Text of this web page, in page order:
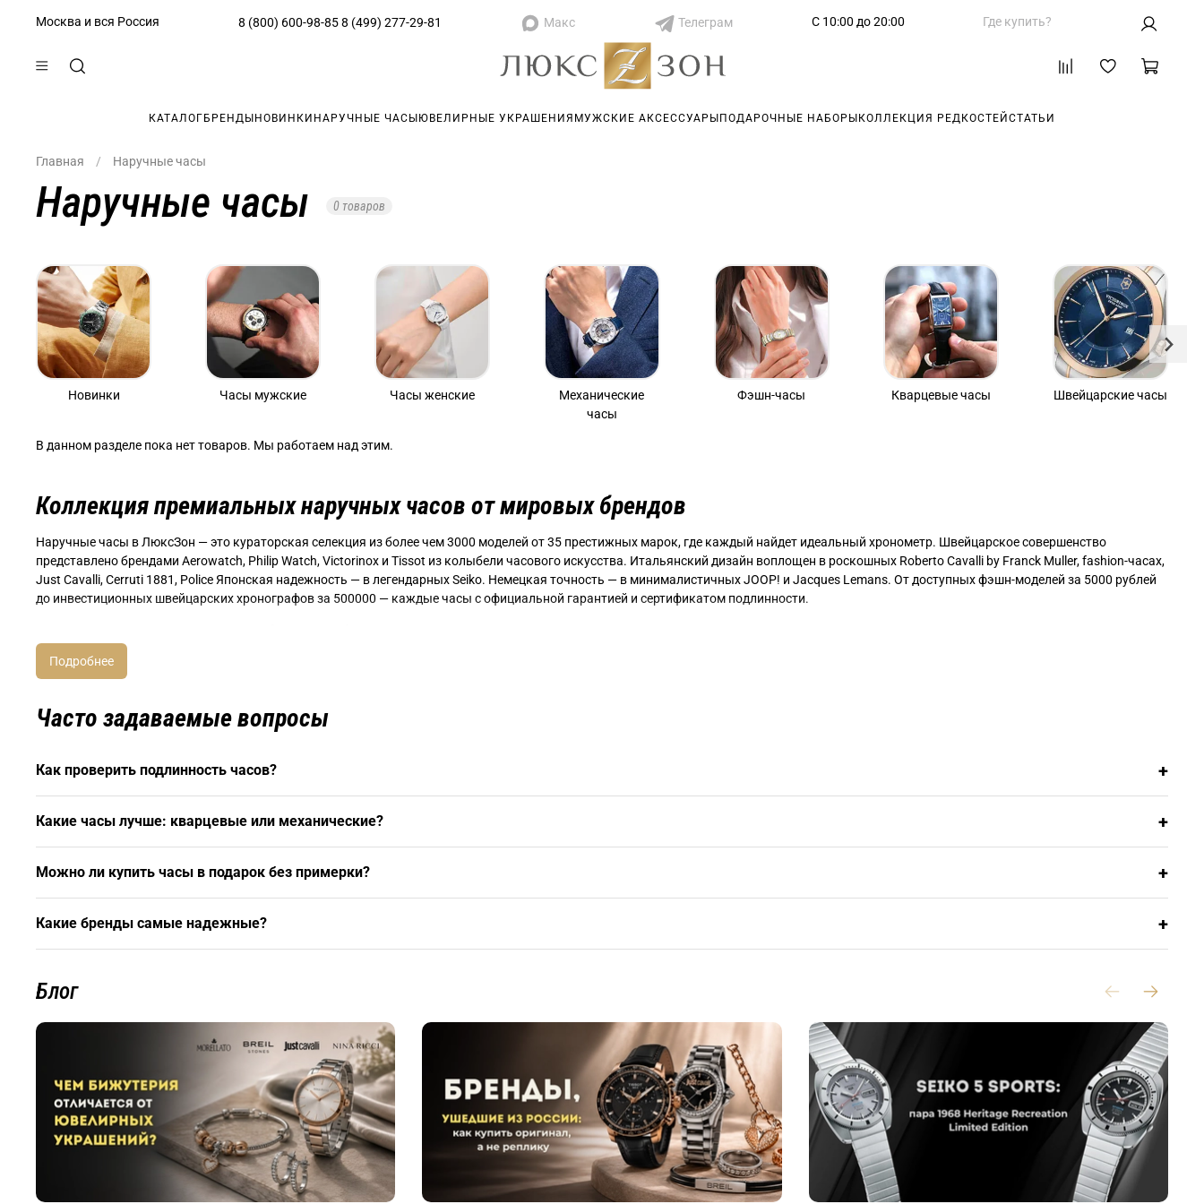
Москва и вся Россия 8 (800) 600-98-85 8 (499) 277-29-81 Макс Телеграм С 10:00 до 20:00 Где купить?
КАТАЛОГ БРЕНДЫ НОВИНКИ НАРУЧНЫЕ ЧАСЫ ЮВЕЛИРНЫЕ УКРАШЕНИЯ МУЖСКИЕ АКСЕССУАРЫ ПОДАРОЧНЫЕ НАБОРЫ КОЛЛЕКЦИЯ РЕДКОСТЕЙ СТАТЬИ
Главная Наручные часы
Наручные часы 0 товаров
Новинки Часы мужские Часы женские
Механические
часы
Фэшн-часы Кварцевые часы Швейцарские часы
В данном разделе пока нет товаров. Мы работаем над этим.
Коллекция премиальных наручных часов от мировых брендов
Наручные часы в ЛюксЗон — это кураторская селекция из более чем 3000 моделей от 35 престижных марок, где каждый найдет идеальный хронометр. Швейцарское совершенство
представлено брендами Aerowatch, Philip Watch, Victorinox и Tissot из колыбели часового искусства. Итальянский дизайн воплощен в роскошных Roberto Cavalli by Franck Muller, fashion-часах,
Just Cavalli, Cerruti 1881, Police Японская надежность — в легендарных Seiko. Немецкая точность — в минималистичных JOOP! и Jacques Lemans. От доступных фэшн-моделей за 5000 рублей
до инвестиционных швейцарских хронографов за 500000 — каждые часы с официальной гарантией и сертификатом подлинности.
ЛюксЗон — это не просто магазин, а экосистема часовой культуры с 15-летним опытом. Персональные консультанты помогут выбрать часы под стиль жизни: дайверы до 300 метров для
замены батарейки за 15 минут до сложного ремонта швейцарских механизмов. Беспроцентная рассрочка до 12 месяцев делает премиальные модели доступнее. Бесплатная доставка с
примеркой по всей России.
Часто задаваемые вопросы
Как проверить подлинность часов? +
Какие часы лучше: кварцевые или механические? +
Можно ли купить часы в подарок без примерки? +
Какие бренды самые надежные? +
Блог